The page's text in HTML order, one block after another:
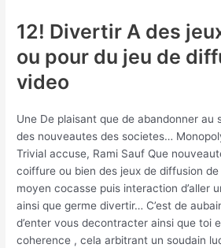
12! Divertir A des
ou pour du jeu de
video
Une De plaisant que de abandonner au
des nouveautes des societes…
Trivial accuse, Rami Sauf Que
coiffure ou bien des jeux de diffusion
moyen cocasse puis interaction d’aller
ainsi que germe divertir… C’est de
d’enter vous decontracter ainsi que toi
coherence , cela arbitrant un soudain